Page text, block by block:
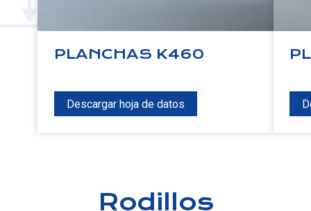
PLANCHAS K460
Descargar hoja de datos
Rodillos